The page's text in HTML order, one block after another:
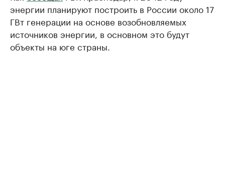
энергии планируют построить в России около 17
ГВт генерации на основе возобновляемых
источников энергии, в основном это будут
объекты на юге страны.